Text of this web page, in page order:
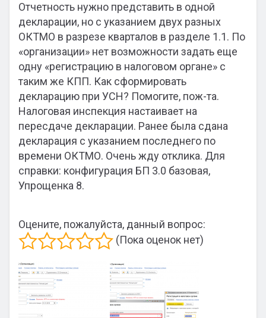
Отчетность нужно представить в одной
декларации, но с указанием двух разных
ОКТМО в разрезе кварталов в разделе 1.1. По
«организации» нет возможности задать еще
одну «регистрацию в налоговом органе» с
таким же КПП. Как сформировать
декларацию при УСН? Помогите, пож-та.
Налоговая инспекция настаивает на
пересдаче декларации. Ранее была сдана
декларация с указанием последнего по
времени ОКТМО. Очень жду отклика. Для
справки: конфигурация БП 3.0 базовая,
Упрощенка 8.
Оцените, пожалуйста, данный вопрос:
(Пока оценок нет)